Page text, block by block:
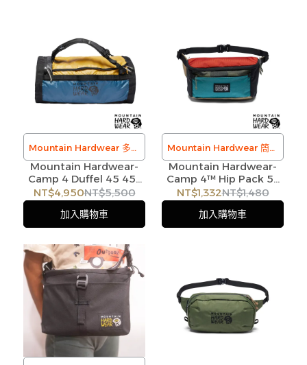
繫交期或更換商品，如無法
出貨，本公司將有權取消訂
單，造成不便尚請見諒。如
遇庫存不足無法下單，亦歡
迎洽詢客服。
Mountain Hardwear 多用
途裝備袋
/
訂購注意事項 :
商品流動性快且多個平台共
形，客服人員將立即與您聯
繫交期或更換商品，如無法
出貨，本公司將有權取消訂
單，造成不便尚請見諒。如
遇庫存不足無法下單，亦歡
迎洽詢客服。
Mountain Hardwear-
Camp 4 Duffel 45 45L
多用途裝備袋 (3
色)#1882683
NT$4,950NT$5,500
加入購物車
Mountain Hardwear 簡約
露營腰包/肩背包
/
訂購注意事項 :
商品流動性快且多個平台共
出貨，本公司將有權取消訂
單，造成不便尚請見諒。如
遇庫存不足無法下單，亦歡
Mountain Hardwear-
Camp 4™ Hip Pack 5L
簡約露營腰包/肩背包 (3色)
#2027411
NT$1,332NT$1,480
加入購物車